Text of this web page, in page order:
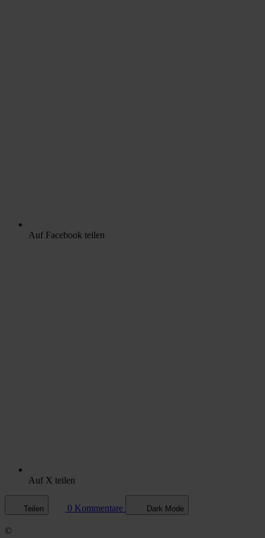
Auf Facebook teilen
Auf X teilen
Teilen 0 Kommentare Dark Mode
©